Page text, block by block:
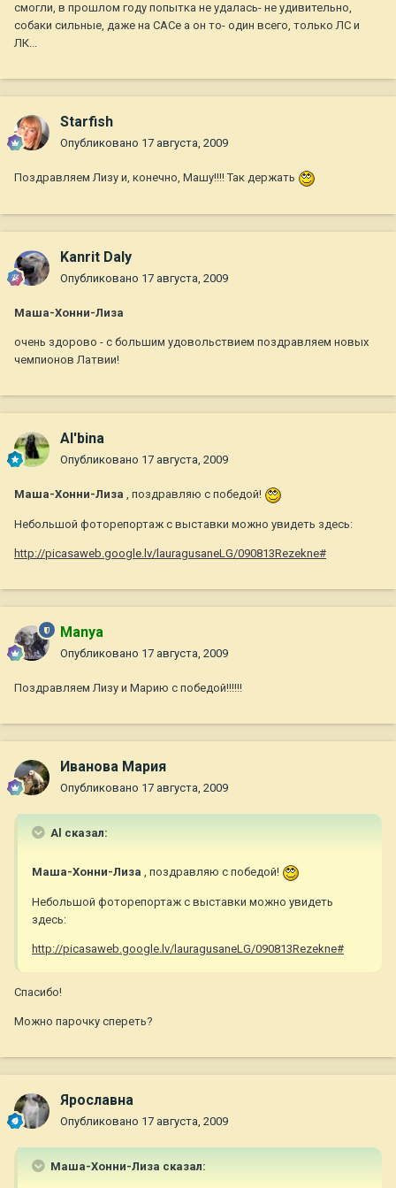
смогли, в прошлом году попытка не удалась- не удивительно,
собаки сильные, даже на САСе а он то- один всего, только ЛС и
ЛК...
Starfish
Опубликовано 17 августа, 2009
Поздравляем Лизу и, конечно, Машу!!!! Так держать
Kanrit Daly
Опубликовано 17 августа, 2009
Маша-Хонни-Лиза
очень здорово - с большим удовольствием поздравляем новых
чемпионов Латвии!
Al'bina
Опубликовано 17 августа, 2009
Маша-Хонни-Лиза , поздравляю с победой!
Небольшой фоторепортаж с выставки можно увидеть здесь:
http://picasaweb.google.lv/lauragusaneLG/090813Rezekne#
Manya
Опубликовано 17 августа, 2009
Поздравляем Лизу и Марию с победой!!!!!!
Иванова Мария
Опубликовано 17 августа, 2009
Al сказал:
Маша-Хонни-Лиза , поздравляю с победой!
Небольшой фоторепортаж с выставки можно увидеть
здесь:
http://picasaweb.google.lv/lauragusaneLG/090813Rezekne#
Спасибо!
Можно парочку спереть?
Ярославна
Опубликовано 17 августа, 2009
Маша-Хонни-Лиза сказал: